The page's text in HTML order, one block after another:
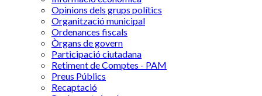
Opinions dels grups polítics
Organització municipal
Ordenances fiscals
Òrgans de govern
Participació ciutadana
Retiment de Comptes - PAM
Preus Públics
Recaptació